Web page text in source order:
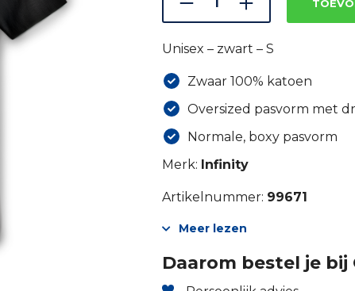
Unisex – zwart – S
Zwaar 100% katoen
Oversized pasvorm met
Normale, boxy pasvorm
Merk: Infinity
Artikelnummer: 99671
Meer lezen
Daarom bestel je